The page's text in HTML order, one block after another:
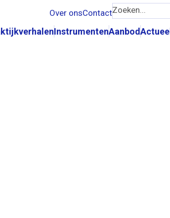
InstrumentenAanbodActueel
Over onsContactZoeken...